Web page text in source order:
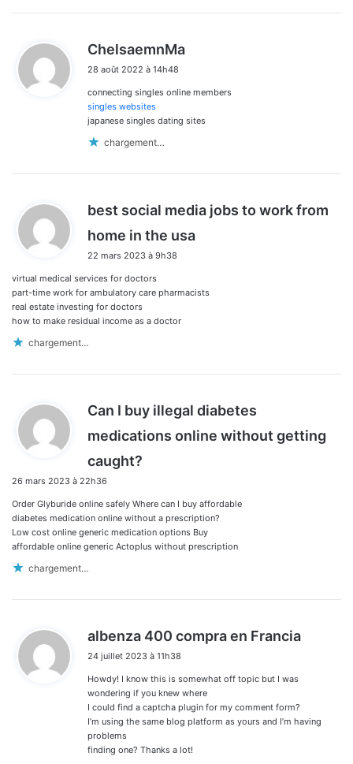
ChelsaemnMa
28 août 2022 à 14h48
connecting singles online members
singles websites
japanese singles dating sites
chargement…
best social media jobs to work from
home in the usa
:
22 mars 2023 à 9h38
virtual medical services for doctors
part-time work for ambulatory care pharmacists
real estate investing for doctors
how to make residual income as a doctor
chargement…
Can I buy illegal diabetes
medications online without getting
caught?
:
26 mars 2023 à 22h36
Order Glyburide online safely Where can I buy affordable
diabetes medication online without a prescription?
Low cost online generic medication options Buy
affordable online generic Actoplus without prescription
chargement…
albenza 400 compra en Francia
24 juillet 2023 à 11h38
Howdy! I know this is somewhat off topic but I was
wondering if you knew where
I could find a captcha plugin for my comment form?
I’m using the same blog platform as yours and I’m having
problems
finding one? Thanks a lot!